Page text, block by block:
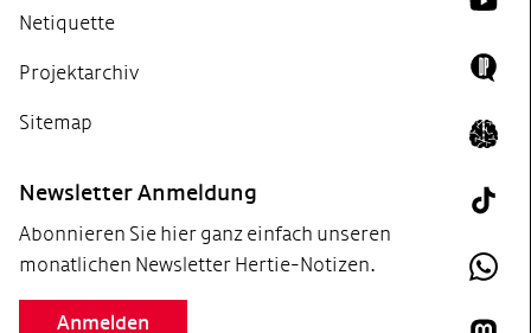
Netiquette
Projektarchiv
Sitemap
Newsletter Anmeldung
Abonnieren Sie hier ganz einfach unseren
monatlichen Newsletter Hertie-Notizen.
Anmelden
Icon
Tik